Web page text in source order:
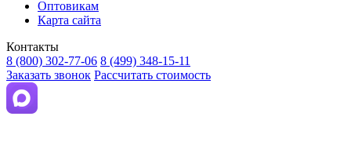
Оптовикам
Карта сайта
Контакты
8 (800) 302-77-06 8 (499) 348-15-11
Заказать звонок Рассчитать стоимость